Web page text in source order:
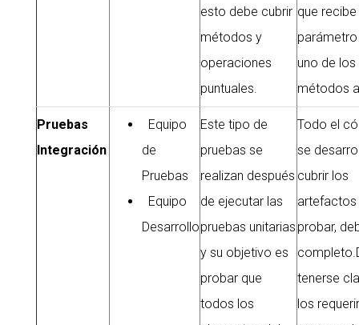
esto debe cubrir
métodos y
operaciones
puntuales.
que
uno de los
métodos
Pruebas
Integración
Equipo
de
Pruebas
Equipo
Desarrollo
Este tipo de
pruebas se
realizan después
de ejecutar las
pruebas unitarias
y su objetivo es
probar que
todos los
Todo el
se
cubrir los
artefactos
probar,
tenerse
los